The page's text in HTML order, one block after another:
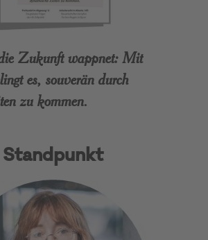
Zukunft wappnet: Mit
es, souverän durch
zu kommen.
Standpunkt